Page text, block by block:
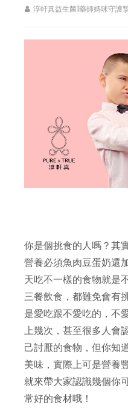
淳軒真益生菌|藥師媽咪守護
你是個挑食的人嗎？其
營養必須魚肉豆蛋奶還
天吃不一樣的食物就是
三餐飲食，都難免會有
是愛吃跟不愛吃的，不
上幾次，甚至很多人會
己討厭的食物，但你知
美味，實際上可是營養
就來帶大家認識幾個你
常好的食材哦！